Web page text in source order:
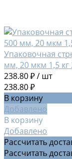
Упаковочная
мм, 20 мкм 1,5 кг
238.80 ₽/ шт
238.80 ₽
В корзину
Добавлено
В корзину
Добавлено
Рассчитать
Рассчитать